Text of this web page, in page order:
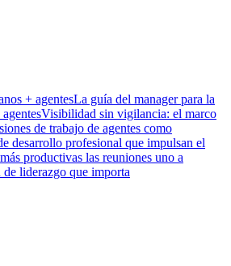
+ agentesLa guía del manager para la
Visibilidad sin vigilancia: el marco
de trabajo de agentes como
desarrollo profesional que impulsan el
productivas las reuniones uno a
liderazgo que importa